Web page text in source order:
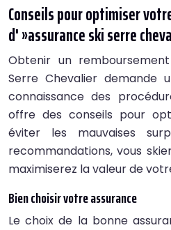
Conseils pour optimiser
d' »assurance ski serre
Obtenir un
Serre Chevalier demande
connaissance des
offre des conseils pour
éviter les mauvaises
recommandations, vous
maximiserez la valeur de
Bien choisir votre assurance
Le choix de la bonne